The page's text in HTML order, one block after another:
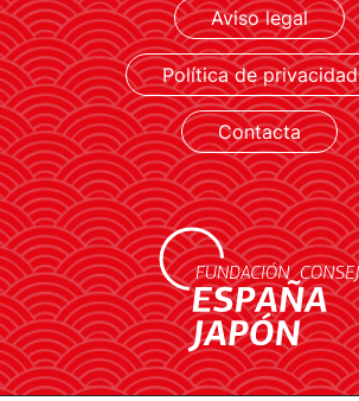
Aviso legal
Política de privacidad
Contacta